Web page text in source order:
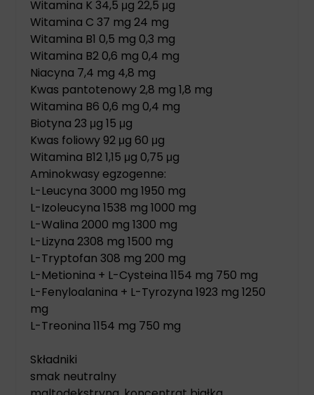
Witamina K 34,5 μg 22,5 μg
Witamina C 37 mg 24 mg
Witamina B1 0,5 mg 0,3 mg
Witamina B2 0,6 mg 0,4 mg
Niacyna 7,4 mg 4,8 mg
Kwas pantotenowy 2,8 mg 1,8 mg
Witamina B6 0,6 mg 0,4 mg
Biotyna 23 μg 15 μg
Kwas foliowy 92 μg 60 μg
Witamina B12 1,15 μg 0,75 μg
Aminokwasy egzogenne:
L-Leucyna 3000 mg 1950 mg
L-Izoleucyna 1538 mg 1000 mg
L-Walina 2000 mg 1300 mg
L-Lizyna 2308 mg 1500 mg
L-Tryptofan 308 mg 200 mg
L-Metionina + L-Cysteina 1154 mg 750 mg
L-Fenyloalanina + L-Tyrozyna 1923 mg 1250
mg
L-Treonina 1154 mg 750 mg
Składniki
smak neutralny